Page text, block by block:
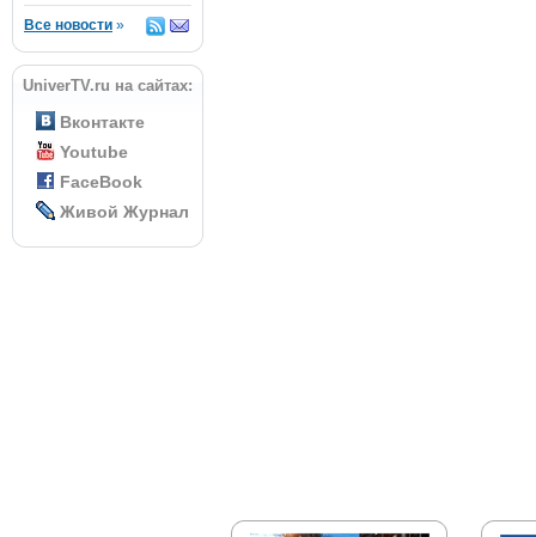
Все новости »
UniverTV.ru на сайтах:
Вконтакте
Youtube
FaceBook
Живой Журнал